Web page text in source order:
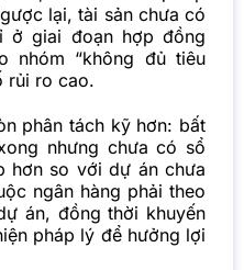
lại, tài sản chưa có
ở giai đoạn hợp đồng
nhóm “không đủ tiêu
rủi ro cao.
phân tách kỹ hơn: bất
nhưng chưa có sổ
hơn so với dự án chưa
ngân hàng phải theo
án, đồng thời khuyến
pháp lý để hưởng lợi